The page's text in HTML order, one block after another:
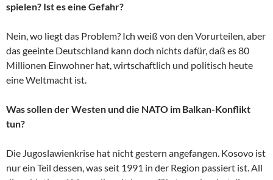
spielen? Ist es eine Gefahr?
Nein, wo liegt das Problem? Ich weiß von den Vorurteilen, aber
das geeinte Deutschland kann doch nichts dafür, daß es 80
Millionen Einwohner hat, wirtschaftlich und politisch heute
eine Weltmacht ist.
Was sollen der Westen und die NATO im Balkan-Konflikt
tun?
Die Jugoslawienkrise hat nicht gestern angefangen. Kosovo ist
nur ein Teil dessen, was seit 1991 in der Region passiert ist. All